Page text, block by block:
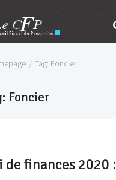
Tag: Foncier
Foncier
de finances 2020 :